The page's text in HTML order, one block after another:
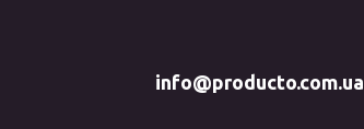
info@producto.com.ua